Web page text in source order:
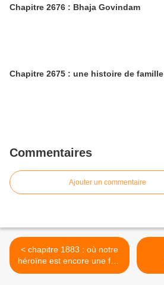
Chapitre 2676 : Bhaja Govindam
Chapitre 2675 : une histoire de famille
Commentaires
Ajouter un commentaire
< chapitre 1883 : où notre
héroïne est encore une fois
en proie à l'incertitude